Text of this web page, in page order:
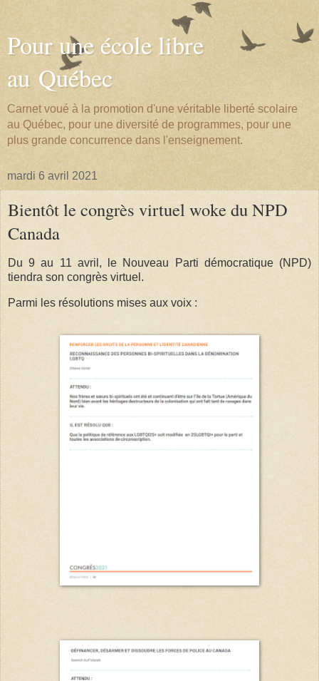
Pour une école libre
au Québec
Carnet voué à la promotion d'une véritable liberté scolaire
au Québec, pour une diversité de programmes, pour une
plus grande concurrence dans l'enseignement.
mardi 6 avril 2021
Bientôt le congrès virtuel woke du NPD
Canada
Du 9 au 11 avril, le Nouveau Parti démocratique (NPD)
tiendra son congrès virtuel.
Parmi les résolutions mises aux voix :